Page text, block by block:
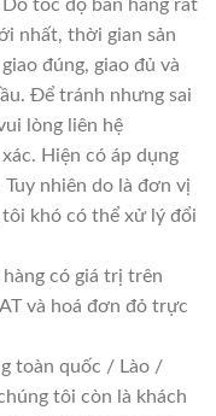
tốc độ bán hàng rất
nhất, thời gian sản
đúng, giao đủ và
Để tránh nhưng sai
lòng liên hệ
Hiện có áp dụng
nhiên do là đơn vị
tôi khó có thể xử lý đổi
có giá trị trên
và hoá đơn đỏ trực
toàn quốc / Lào /
tôi còn là khách